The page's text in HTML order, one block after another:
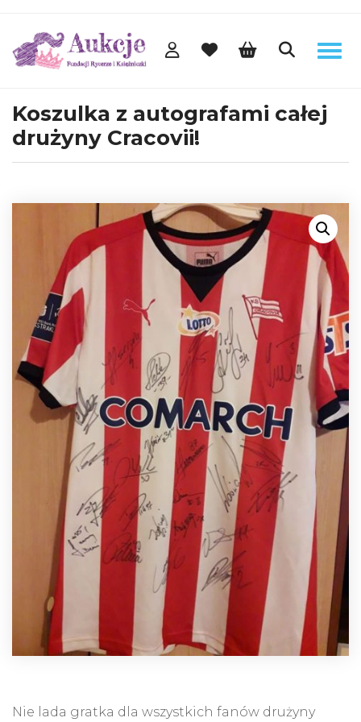
Koszulka z autografami całej
drużyny Cracovii!
Nie lada gratka dla wszystkich fanów drużyny